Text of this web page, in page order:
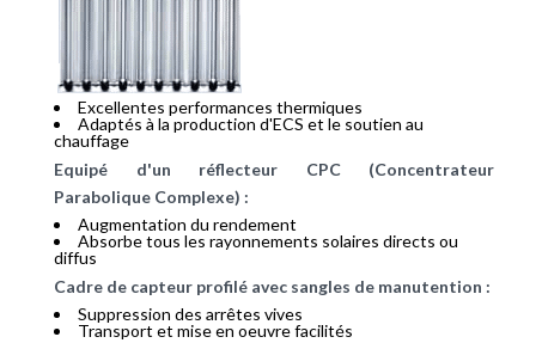
Excellentes performances thermiques
Adaptés à la production d'ECS et le soutien au
chauffage
Equipé d'un réflecteur CPC (Concentrateur
Parabolique Complexe) :
Augmentation du rendement
Absorbe tous les rayonnements solaires directs ou
diffus
Cadre de capteur profilé avec sangles de manutention :
Suppression des arrêtes vives
Transport et mise en oeuvre facilités